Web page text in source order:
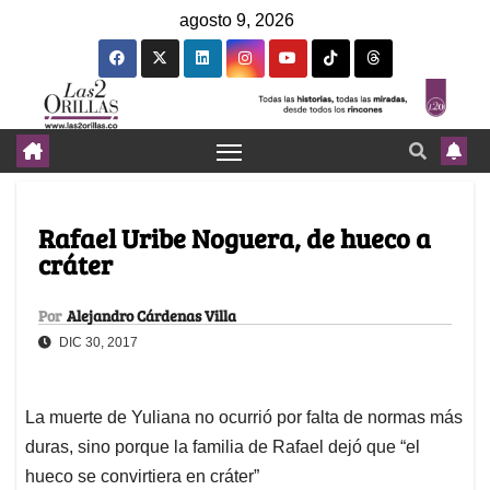
agosto 9, 2026
Rafael Uribe Noguera, de hueco a
cráter
Por Alejandro Cárdenas Villa
DIC 30, 2017
La muerte de Yuliana no ocurrió por falta de normas más
duras, sino porque la familia de Rafael dejó que “el
hueco se convirtiera en cráter”